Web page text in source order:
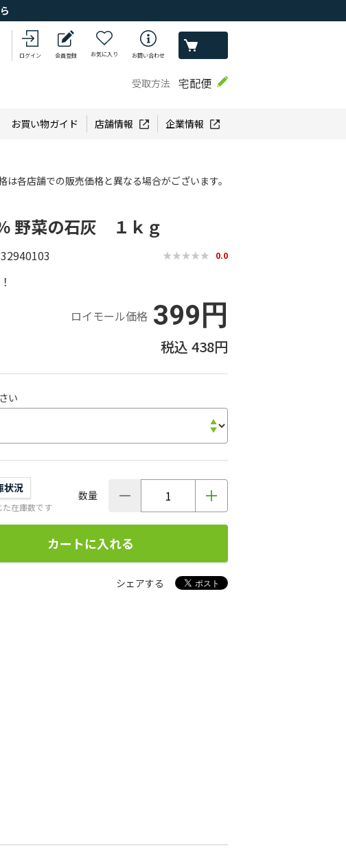
ログイン 会員登録 お気に入り お問い合わせ
受取方法 宅配便
お買い物ガイド 店舗情報 企業情報
は各店舗での販売価格と異なる場合がございます。
野菜の石灰 １ｋｇ
0.0
ロイモール価格 399円
438円
い
状況
在庫数です
数量
カートに入れる
シェアする